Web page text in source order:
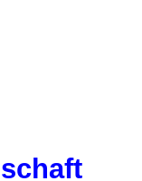
chaft